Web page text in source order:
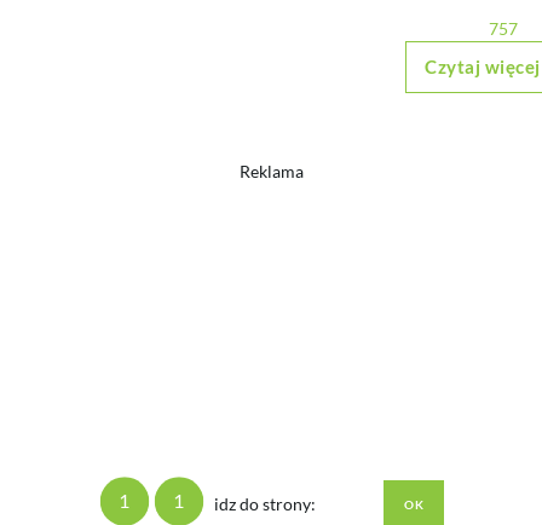
757
Czytaj więcej
Reklama
1 1 idz do strony: